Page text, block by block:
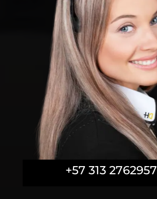
+57 313 2762957